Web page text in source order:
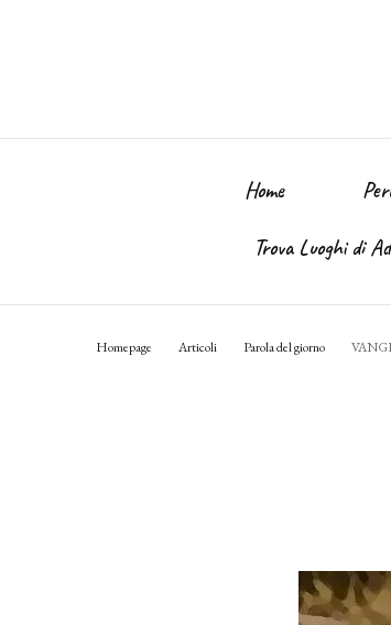
Home
Trova Luoghi di
Homepage Articoli Parola del giorno